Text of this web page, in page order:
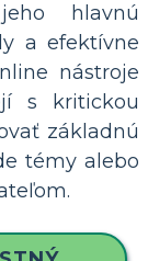
hlavnú
a efektívne
nástroje
s kritickou
základnú
témy alebo